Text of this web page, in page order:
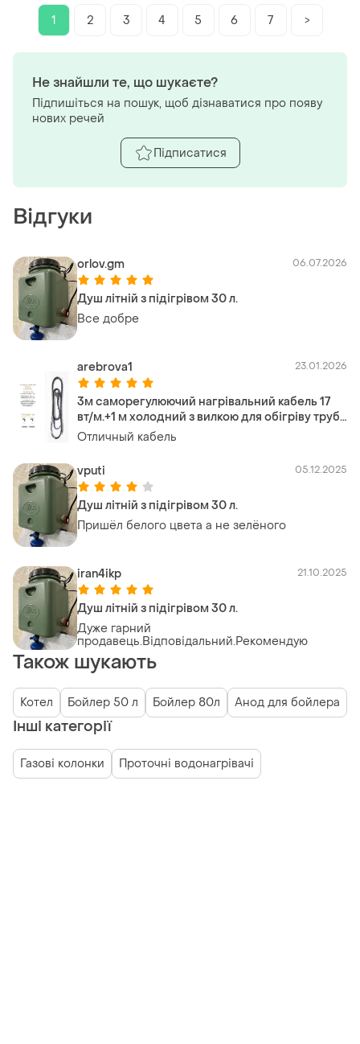
1 2 3 4 5 6 7 >
Відгуки
orlov.gm 06.07.2026
Душ літній з підігрівом 30 л.
Все добре
arebrova1 23.01.2026
3м саморегулюючий нагрівальний кабель 17
вт/м.+1 м холодний з вилкою для обігріву труб,
трубопроводів і кранів для сушки для
Отличный кабель
vputi 05.12.2025
Душ літній з підігрівом 30 л.
Пришёл белого цвета а не зелёного
iran4ikp 21.10.2025
Душ літній з підігрівом 30 л.
Дуже гарний
продавець.Відповідальний.Рекомендую
Також шукають
Котел Бойлер 50 л Бойлер 80л Анод для бойлера
Інші категорії
Газові колонки Проточні водонагрівачі
Не знайшли те, що шукаєте?
Підпишіться на пошук, щоб дізнаватися про появу
нових речей
Підписатися